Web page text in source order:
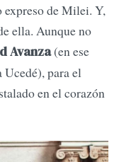
expreso de Milei. Y,
ella. Aunque no
Avanza(en ese
para el
en el corazón